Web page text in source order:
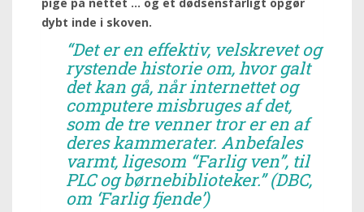
dybt inde i skoven.
“Det er en effektiv, velskrevet og
rystende historie om, hvor galt
det kan gå, når internettet og
computere misbruges af det,
som de tre venner tror er en af
deres kammerater. Anbefales
varmt, ligesom “Farlig ven”, til
PLC og børnebiblioteker.” (DBC,
om ‘Farlig fjende’)